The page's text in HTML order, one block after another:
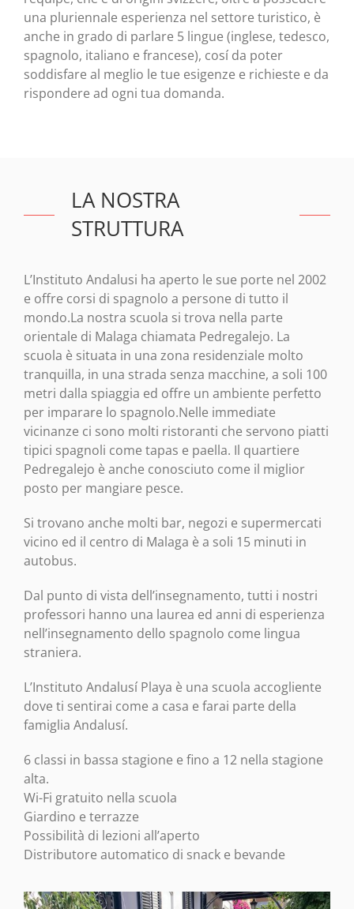
una pluriennale esperienza nel settore turistico, è
anche in grado di parlare 5 lingue (inglese, tedesco,
spagnolo, italiano e francese), cosí da poter
soddisfare al meglio le tue esigenze e richieste e da
rispondere ad ogni tua domanda.
LA NOSTRA
STRUTTURA
L’Instituto Andalusi ha aperto le sue porte nel 2002
e offre corsi di spagnolo a persone di tutto il
mondo.La nostra scuola si trova nella parte
orientale di Malaga chiamata Pedregalejo. La
scuola è situata in una zona residenziale molto
tranquilla, in una strada senza macchine, a soli 100
metri dalla spiaggia ed offre un ambiente perfetto
per imparare lo spagnolo.Nelle immediate
vicinanze ci sono molti ristoranti che servono piatti
tipici spagnoli come tapas e paella. Il quartiere
Pedregalejo è anche conosciuto come il miglior
posto per mangiare pesce.
Si trovano anche molti bar, negozi e supermercati
vicino ed il centro di Malaga è a soli 15 minuti in
autobus.
Dal punto di vista dell’insegnamento, tutti i nostri
professori hanno una laurea ed anni di esperienza
nell’insegnamento dello spagnolo come lingua
straniera.
L’Instituto Andalusí Playa è una scuola accogliente
dove ti sentirai come a casa e farai parte della
famiglia Andalusí.
6 classi in bassa stagione e fino a 12 nella stagione
alta.
Wi-Fi gratuito nella scuola
Giardino e terrazze
Possibilità di lezioni all’aperto
Distributore automatico di snack e bevande